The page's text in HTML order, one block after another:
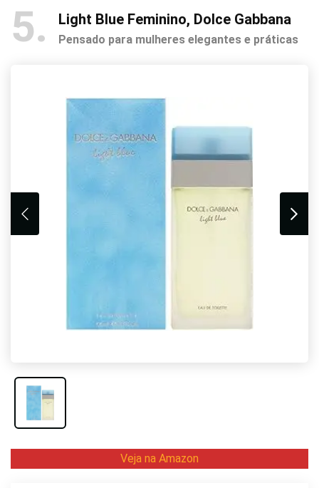
5 Light Blue Feminino, Dolce Gabbana
Pensado para mulheres elegantes e práticas
Veja na Amazon